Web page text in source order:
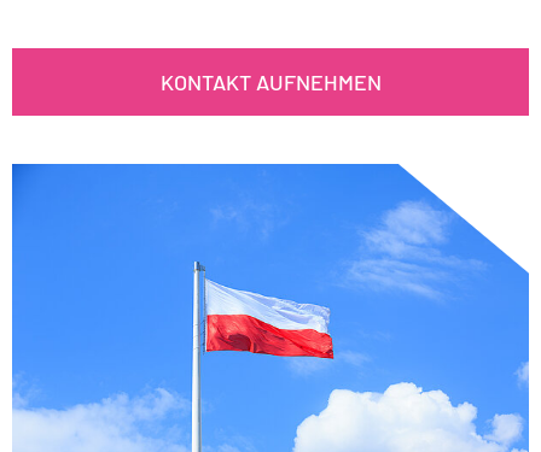
KONTAKT AUFNEHMEN